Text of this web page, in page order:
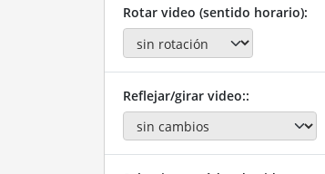
Rotar video (sentido horario):
Reflejar/girar video::